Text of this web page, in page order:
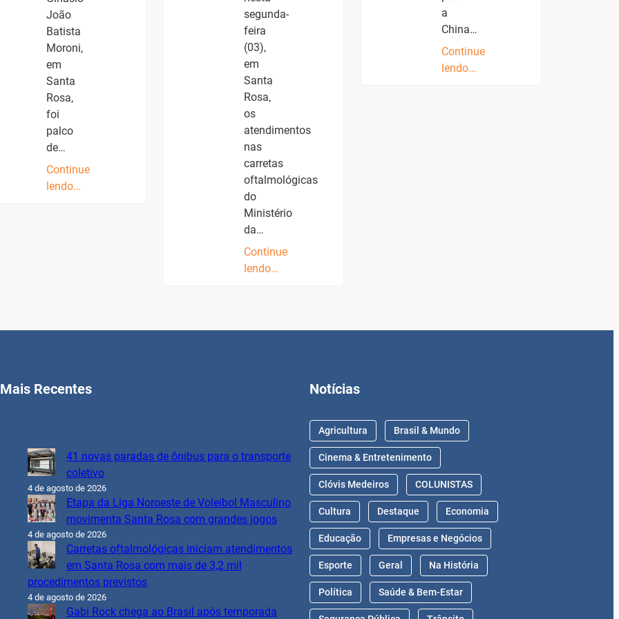
João
Batista
Moroni,
em
Santa
Rosa,
foi
palco
de…
Continue
lendo…
segunda-
feira
(03),
em
Santa
Rosa,
os
atendimentos
nas
carretas
oftalmológicas
do
Ministério
da…
Continue
lendo…
a
China…
Continue
lendo…
Mais Recentes
41 novas paradas de ônibus para o transporte
coletivo
4 de agosto de 2026
Etapa da Liga Noroeste de Voleibol Masculino
movimenta Santa Rosa com grandes jogos
4 de agosto de 2026
Carretas oftalmológicas iniciam atendimentos
em Santa Rosa com mais de 3,2 mil
procedimentos previstos
4 de agosto de 2026
Gabi Rock chega ao Brasil após temporada
Notícias
Agricultura Brasil & Mundo
Cinema & Entretenimento
Clóvis Medeiros COLUNISTAS
Cultura Destaque Economia
Educação Empresas e Negócios
Esporte Geral Na História
Política Saúde & Bem-Estar